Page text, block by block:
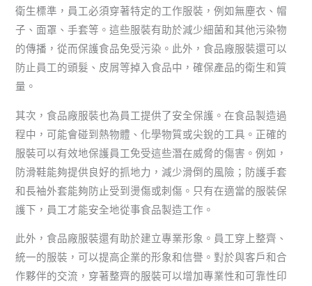
衛生標準，員工必須穿著特定的工作服裝，例如無塵衣、帽
子、面罩、手套等。這些服裝有助於減少細菌和其他污染物
的傳播，從而保護食品免受污染。此外，食品廠服裝還可以
防止員工的頭髮、皮屑等掉入食品中，確保產品的衛生和質
量。
其次，食品廠服裝也為員工提供了安全保護。在食品製造過
程中，可能會碰到熱物體、化學物質或尖銳的工具。正確的
服裝可以有效地保護員工免受這些潛在威脅的傷害。例如，
防滑鞋能夠提供良好的抓地力，減少滑倒的風險；防護手套
和長袖外套能夠防止受到燙傷或刺傷。只有在適當的服裝保
護下，員工才能安全地從事食品製造工作。
此外，食品廠服裝還有助於建立專業形象。員工穿上整齊、
統一的服裝，可以提高企業的形象和信譽。對於與客戶和合
作夥伴的交流，穿著整齊的服裝可以增加專業性和可靠性印